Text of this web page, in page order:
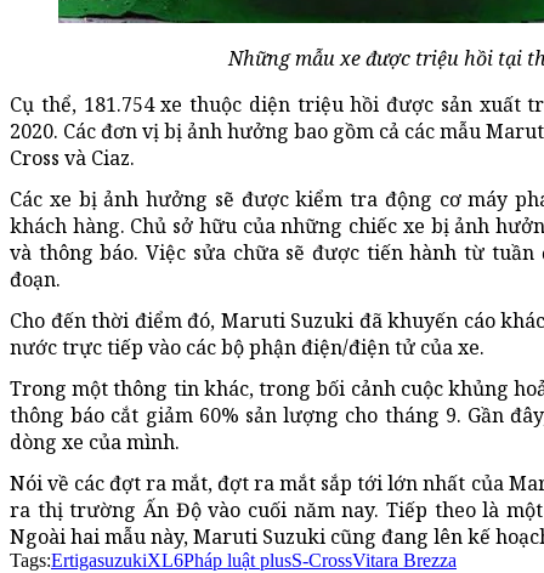
Những mẫu xe được triệu hồi tại
Cụ thể, 181.754 xe thuộc diện triệu hồi được sản xuất
2020. Các đơn vị bị ảnh hưởng bao gồm cả các mẫu
Cross và Ciaz.
Các xe bị ảnh hưởng sẽ được kiểm tra động cơ máy
khách hàng. Chủ sở hữu của những chiếc xe bị ảnh
và thông báo. Việc sửa chữa sẽ được tiến hành từ
đoạn.
Cho đến thời điểm đó, Maruti Suzuki đã khuyến cáo
nước trực tiếp vào các bộ phận điện/điện tử của xe.
Trong một thông tin khác, trong bối cảnh cuộc khủng
thông báo cắt giảm 60% sản lượng cho tháng 9. Gần
dòng xe của mình.
Nói về các đợt ra mắt, đợt ra mắt sắp tới lớn nhất của
ra thị trường Ấn Độ vào cuối năm nay. Tiếp theo là
Ngoài hai mẫu này, Maruti Suzuki cũng đang lên kế
Tags:ErtigasuzukiXL6Pháp luật plusS-CrossVitara Brezza